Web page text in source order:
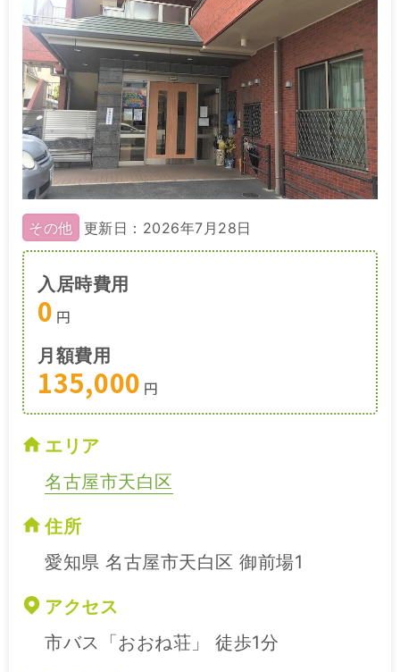
その他 更新日：2026年7月28日
入居時費用
0 円
月額費用
135,000 円
エリア
名古屋市天白区
住所
愛知県 名古屋市天白区 御前場1
アクセス
市バス「おおね荘」 徒歩1分